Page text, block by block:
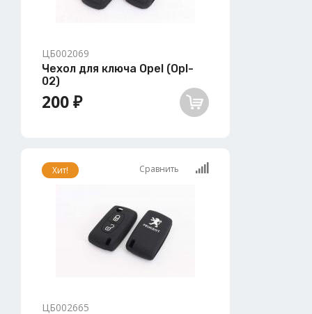
ЦБ002069
Чехол для ключа Opel (Opl-
02)
200 ₽
Хит! Сравнить
ЦБ002665